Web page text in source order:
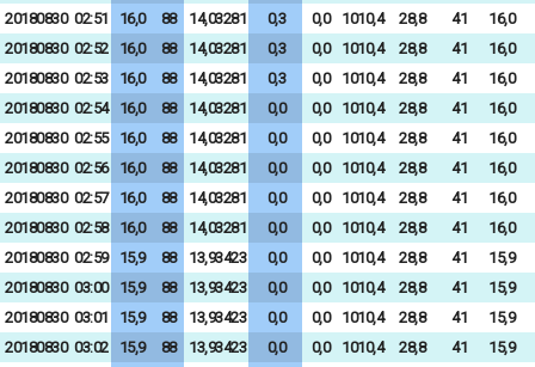
20180830 02:51 16,0 88 14,03281 0,3 0,0 1010,4 28,8 41
16,0
20180830 02:52 16,0 88 14,03281 0,3 0,0 1010,4 28,8 41
16,0
20180830 02:53 16,0 88 14,03281 0,3 0,0 1010,4 28,8 41
16,0
20180830 02:54 16,0 88 14,03281 0,0 0,0 1010,4 28,8 41
16,0
20180830 02:55 16,0 88 14,03281 0,0 0,0 1010,4 28,8 41
16,0
20180830 02:56 16,0 88 14,03281 0,0 0,0 1010,4 28,8 41
16,0
20180830 02:57 16,0 88 14,03281 0,0 0,0 1010,4 28,8 41
16,0
20180830 02:58 16,0 88 14,03281 0,0 0,0 1010,4 28,8 41
16,0
20180830 02:59 15,9 88 13,93423 0,0 0,0 1010,4 28,8 41
15,9
20180830 03:00 15,9 88 13,93423 0,0 0,0 1010,4 28,8 41
15,9
20180830 03:01 15,9 88 13,93423 0,0 0,0 1010,4 28,8 41
15,9
20180830 03:02 15,9 88 13,93423 0,0 0,0 1010,4 28,8 41
15,9